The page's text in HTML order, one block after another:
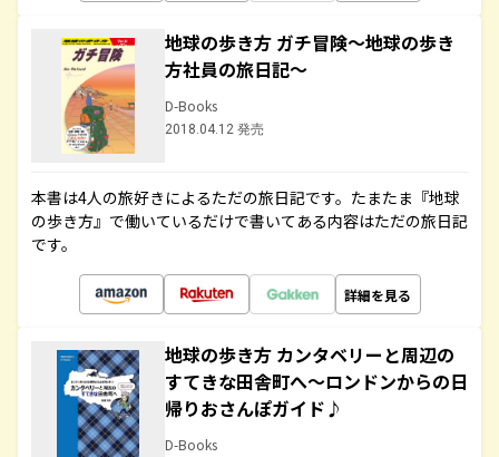
地球の歩き方 ガチ冒険～地球の歩き
方社員の旅日記～
D-Books
2018.04.12 発売
本書は4人の旅好きによるただの旅日記です。たまたま『地球
の歩き方』で働いているだけで書いてある内容はただの旅日記
です。
詳細を見る
地球の歩き方 カンタベリーと周辺の
すてきな田舎町へ～ロンドンからの日
帰りおさんぽガイド♪
D-Books